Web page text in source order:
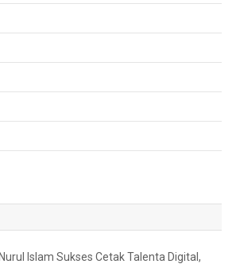
Islam Sukses Cetak Talenta Digital,